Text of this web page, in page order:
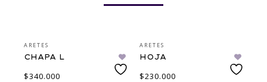
ARETES
CHAPA L
$340.000
ARETES
HOJA
$230.000